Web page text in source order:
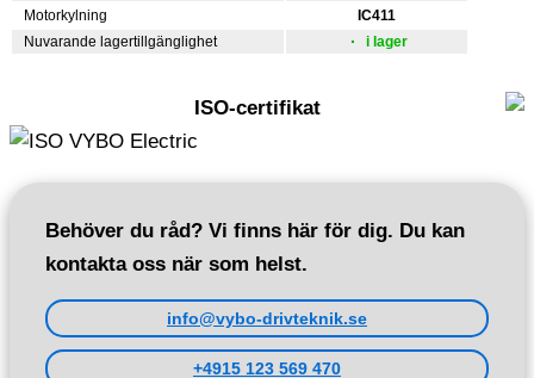
Motorkylning
IC411
Nuvarande lagertillgänglighet
i lager
ISO-certifikat
Behöver du råd? Vi finns här för dig. Du kan
kontakta oss när som helst.
info@vybo-drivteknik.se
+4915 123 569 470